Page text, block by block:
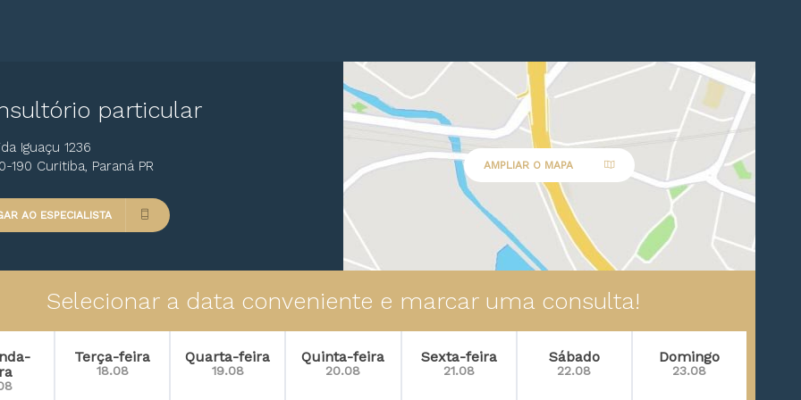
Inflamatórias
eosinofílica
particular
Iguaçu 1236
190 Curitiba, Paraná PR
AO ESPECIALISTA
AMPLIAR O MAPA
Selecionar a data conveniente e marcar uma consulta!
Terça-feira
18.08
Quarta-feira
19.08
Quinta-feira
20.08
Sexta-feira
21.08
Sábado
22.08
Domingo
23.08